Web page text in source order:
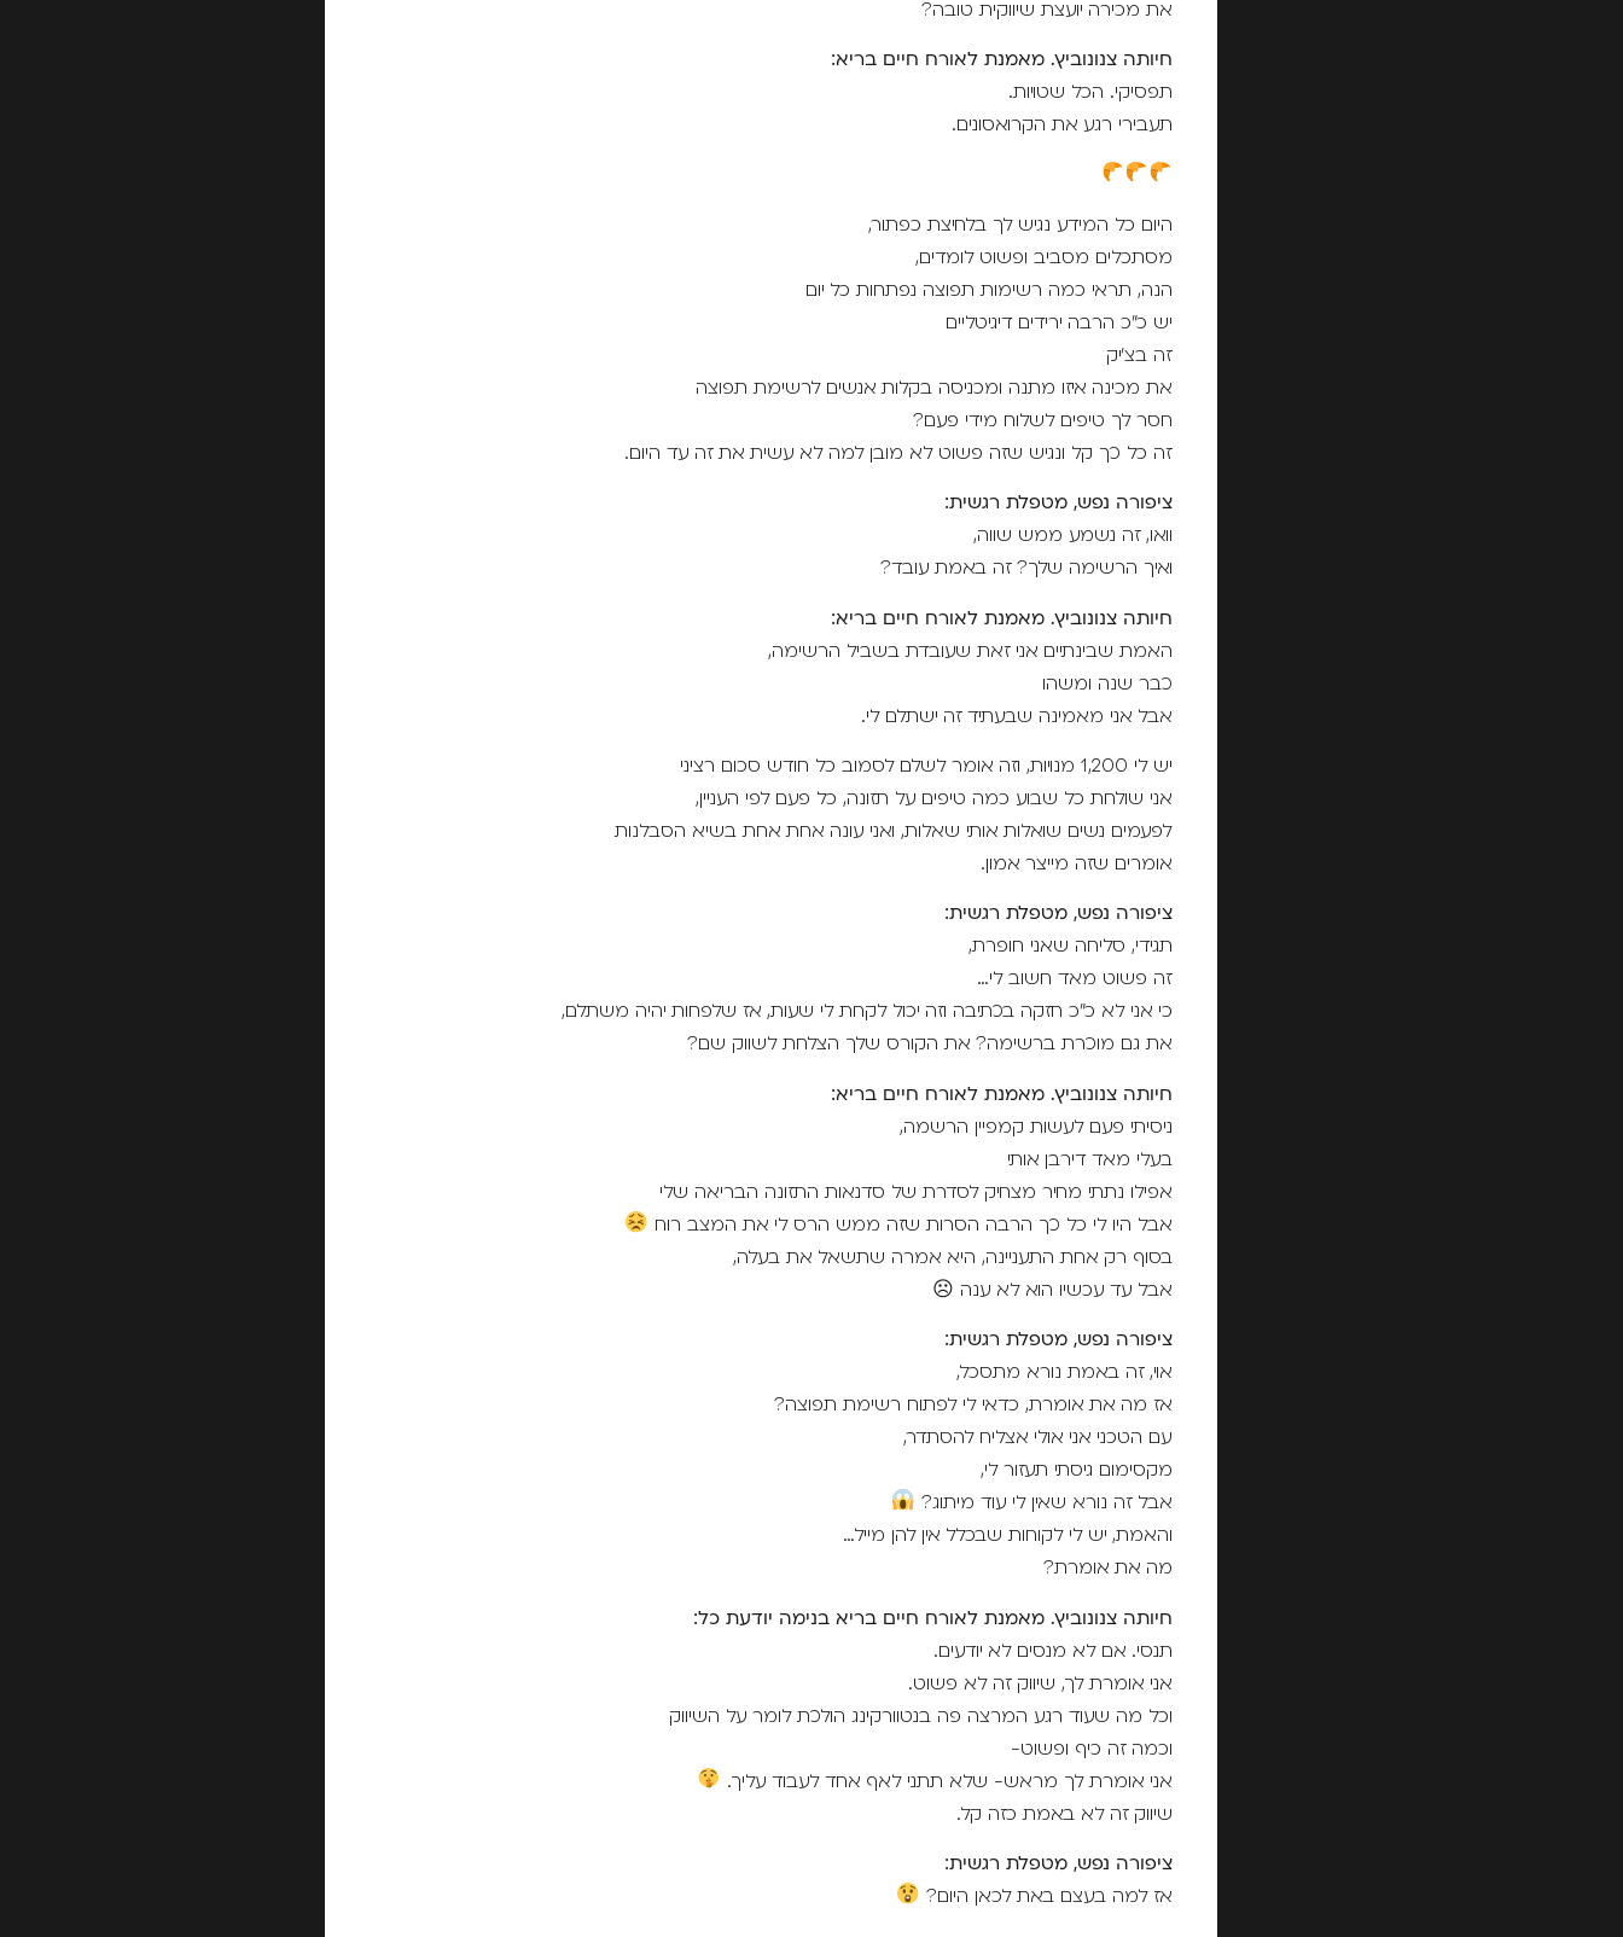
את מכירה יועצת שיווקית טובה?
חיותה צנונוביץ. מאמנת לאורח חיים בריא:
תפסיקי. הכל שטויות.
תעבירי רגע את הקרואסונים.
היום כל המידע נגיש לך בלחיצת כפתור,
מסתכלים מסביב ופשוט לומדים,
הנה, תראי כמה רשימות תפוצה נפתחות כל יום
יש כ"כ הרבה ירידים דיגיטליים
זה בצ'יק
את מכינה איזו מתנה ומכניסה בקלות אנשים לרשימת תפוצה
חסר לך טיפים לשלוח מידי פעם?
זה כל כך קל ונגיש שזה פשוט לא מובן למה לא עשית את זה עד היום.
ציפורה נפש, מטפלת רגשית:
וואו, זה נשמע ממש שווה,
ואיך הרשימה שלך? זה באמת עובד?
חיותה צנונוביץ. מאמנת לאורח חיים בריא:
האמת שבינתיים אני זאת שעובדת בשביל הרשימה,
כבר שנה ומשהו
אבל אני מאמינה שבעתיד זה ישתלם לי.
יש לי 1,200 מנויות, וזה אומר לשלם לסמוב כל חודש סכום רציני
אני שולחת כל שבוע כמה טיפים על תזונה, כל פעם לפי העניין,
לפעמים נשים שואלות אותי שאלות, ואני עונה אחת אחת בשיא הסבלנות
אומרים שזה מייצר אמון.
ציפורה נפש, מטפלת רגשית:
תגידי, סליחה שאני חופרת,
זה פשוט מאד חשוב לי…
כי אני לא כ"כ חזקה בכתיבה וזה יכול לקחת לי שעות, אז שלפחות יהיה משתלם,
את גם מוכרת ברשימה? את הקורס שלך הצלחת לשווק שם?
חיותה צנונוביץ. מאמנת לאורח חיים בריא:
ניסיתי פעם לעשות קמפיין הרשמה,
בעלי מאד דירבן אותי
אפילו נתתי מחיר מצחיק לסדרת של סדנאות התזונה הבריאה שלי
אבל היו לי כל כך הרבה הסרות שזה ממש הרס לי את המצב רוח
בסוף רק אחת התעניינה, היא אמרה שתשאל את בעלה,
אבל עד עכשיו הוא לא ענה ☹
ציפורה נפש, מטפלת רגשית:
אוי, זה באמת נורא מתסכל,
אז מה את אומרת, כדאי לי לפתוח רשימת תפוצה?
עם הטכני אני אולי אצליח להסתדר,
מקסימום גיסתי תעזור לי,
אבל זה נורא שאין לי עוד מיתוג?
והאמת, יש לי לקוחות שבכלל אין להן מייל…
מה את אומרת?
חיותה צנונוביץ. מאמנת לאורח חיים בריא בנימה יודעת כל:
תנסי. אם לא מנסים לא יודעים.
אני אומרת לך, שיווק זה לא פשוט.
וכל מה שעוד רגע המרצה פה בנטוורקינג הולכת לומר על השיווק
וכמה זה כיף ופשוט-
אני אומרת לך מראש- שלא תתני לאף אחד לעבוד עליך.
שיווק זה לא באמת כזה קל.
ציפורה נפש, מטפלת רגשית:
אז למה בעצם באת לכאן היום?